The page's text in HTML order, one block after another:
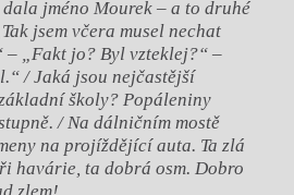
jméno Mourek – a to druhé
jsem včera musel nechat
– „Fakt jo? Byl vzteklej?“ –
/ Jaká jsou nejčastější
školy? Popáleniny
/ Na dálničním mostě
na projíždějící auta. Ta zlá
havárie, ta dobrá osm. Dobro